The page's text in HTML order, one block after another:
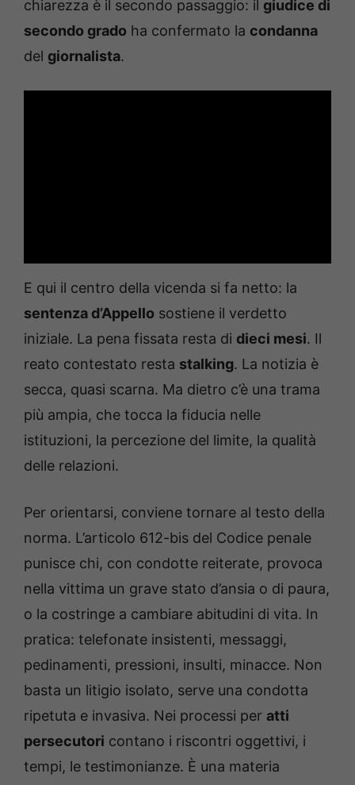
chiarezza è il secondo passaggio: il giudice di
secondo grado ha confermato la condanna
del giornalista.
E qui il centro della vicenda si fa netto: la
sentenza d’Appello sostiene il verdetto
iniziale. La pena fissata resta di dieci mesi. Il
reato contestato resta stalking. La notizia è
secca, quasi scarna. Ma dietro c’è una trama
più ampia, che tocca la fiducia nelle
istituzioni, la percezione del limite, la qualità
delle relazioni.
Per orientarsi, conviene tornare al testo della
norma. L’articolo 612-bis del Codice penale
punisce chi, con condotte reiterate, provoca
nella vittima un grave stato d’ansia o di paura,
o la costringe a cambiare abitudini di vita. In
pratica: telefonate insistenti, messaggi,
pedinamenti, pressioni, insulti, minacce. Non
basta un litigio isolato, serve una condotta
ripetuta e invasiva. Nei processi per atti
persecutori contano i riscontri oggettivi, i
tempi, le testimonianze. È una materia